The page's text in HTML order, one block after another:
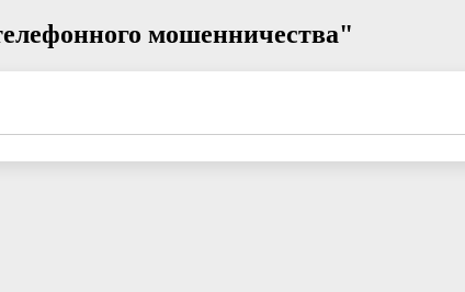
мошенничества"